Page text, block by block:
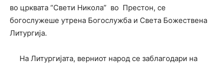
во црквата “Свети Никола” во Престон, се
богослужеше утрена Богослужба и Света Божествена
Литургија.
На Литургијата, верниот народ се заблагодари на